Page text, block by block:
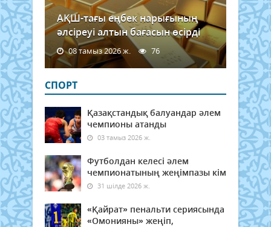
АҚШ-тағы еңбек нарығының
әлсіреуі алтын бағасын өсірді
08 тамыз 2026 ж. 76
СПОРТ
Қазақстандық балуандар әлем
чемпионы атанды
03 тамыз 2026 ж.
Футболдан келесі әлем
чемпионатының жеңімпазы кім
31 шілде 2026 ж.
«Қайрат» пенальти сериясында
«Омонияны» жеңіп,